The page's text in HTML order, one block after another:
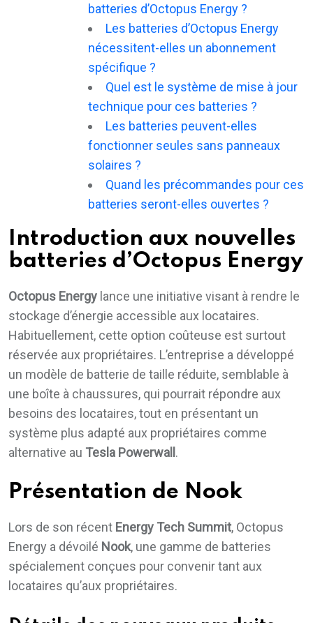
batteries d’Octopus Energy ?
Les batteries d’Octopus Energy
nécessitent-elles un abonnement
spécifique ?
Quel est le système de mise à jour
technique pour ces batteries ?
Les batteries peuvent-elles
fonctionner seules sans panneaux
solaires ?
Quand les précommandes pour ces
batteries seront-elles ouvertes ?
Introduction aux nouvelles
batteries d’Octopus Energy
Octopus Energy lance une initiative visant à rendre le
stockage d’énergie accessible aux locataires.
Habituellement, cette option coûteuse est surtout
réservée aux propriétaires. L’entreprise a développé
un modèle de batterie de taille réduite, semblable à
une boîte à chaussures, qui pourrait répondre aux
besoins des locataires, tout en présentant un
système plus adapté aux propriétaires comme
alternative au Tesla Powerwall.
Présentation de Nook
Lors de son récent Energy Tech Summit, Octopus
Energy a dévoilé Nook, une gamme de batteries
spécialement conçues pour convenir tant aux
locataires qu’aux propriétaires.